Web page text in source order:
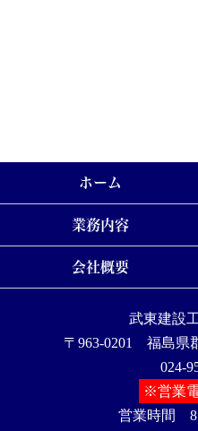
ホーム
業務内容
会社概要
武東建設
〒963-0201 福島県
024-
※営業
営業時間 8